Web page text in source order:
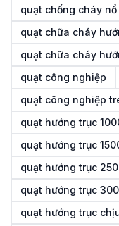
quạt chống cháy
quạt chữa cháy
quạt chữa cháy
quạt công nghiệp
quạt công nghiệp
quạt hướng trục
quạt hướng trục
quạt hướng trục
quạt hướng trục
quạt hướng trục